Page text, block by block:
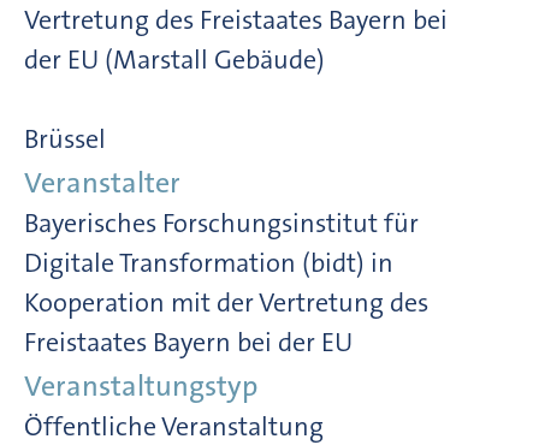
Vertretung des Freistaates Bayern bei
der EU (Marstall Gebäude)
Brüssel
Veranstalter
Bayerisches Forschungsinstitut für
Digitale Transformation (bidt) in
Kooperation mit der Vertretung des
Freistaates Bayern bei der EU
Veranstaltungstyp
Öffentliche Veranstaltung